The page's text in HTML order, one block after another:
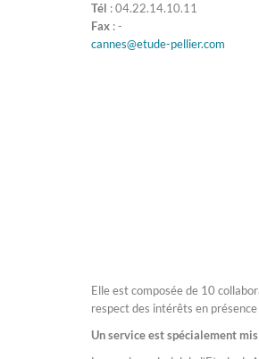
Tél : 04.22.14.10.11
Fax : -
cannes@etude-pellier.com
Elle est composée de 10
respect des intérêts en
Un service est spécialement